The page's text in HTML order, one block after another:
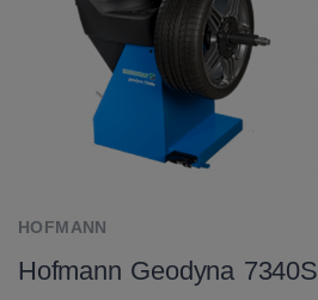
HOFMANN
Hofmann Geodyna 7340S